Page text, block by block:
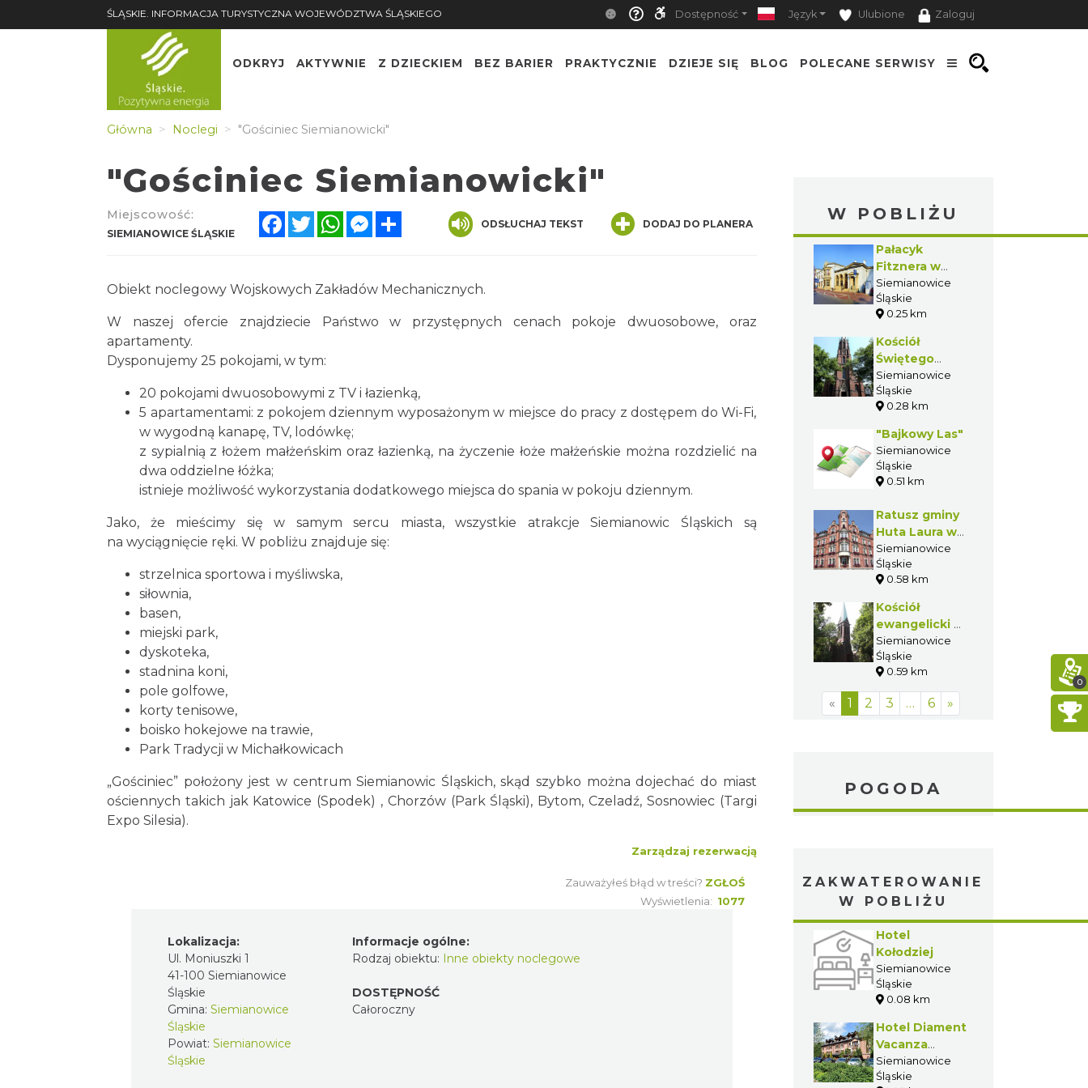
ŚLĄSKIE. INFORMACJA TURYSTYCZNA WOJEWÓDZTWA ŚLĄSKIEGO Dostępność Język Ulubione Zaloguj
ODKRYJ AKTYWNIE Z DZIECKIEM BEZ BARIER PRAKTYCZNIE DZIEJE SIĘ BLOG POLECANE SERWISY
Główna Noclegi "Gościniec Siemianowicki"
"Gościniec Siemianowicki"
Miejscowość:
SIEMIANOWICE ŚLĄSKIE
FacebookTwitterWhatsAppMessenger ODSŁUCHAJ TEKST DODAJ DO PLANERA
Obiekt noclegowy Wojskowych Zakładów Mechanicznych.
W naszej ofercie znajdziecie Państwo w przystępnych cenach pokoje dwuosobowe, oraz
apartamenty.
Dysponujemy 25 pokojami, w tym:
20 pokojami dwuosobowymi z TV i łazienką,
5 apartamentami: z pokojem dziennym wyposażonym w miejsce do pracy z dostępem do Wi-Fi,
w wygodną kanapę, TV, lodówkę;
z sypialnią z łożem małżeńskim oraz łazienką, na życzenie łoże małżeńskie można rozdzielić na
dwa oddzielne łóżka;
istnieje możliwość wykorzystania dodatkowego miejsca do spania w pokoju dziennym.
Jako, że mieścimy się w samym sercu miasta, wszystkie atrakcje Siemianowic Śląskich są
na wyciągnięcie ręki. W pobliżu znajduje się:
strzelnica sportowa i myśliwska,
siłownia,
basen,
miejski park,
dyskoteka,
stadnina koni,
pole golfowe,
korty tenisowe,
boisko hokejowe na trawie,
Park Tradycji w Michałkowicach
„Gościniec” położony jest w centrum Siemianowic Śląskich, skąd szybko można dojechać do miast
ościennych takich jak Katowice (Spodek) , Chorzów (Park Śląski), Bytom, Czeladź, Sosnowiec (Targi
Expo Silesia).
Zarządzaj rezerwacją
Zauważyłeś błąd w treści? ZGŁOŚ
Wyświetlenia: 1077
Lokalizacja:
Ul. Moniuszki 1
41-100 Siemianowice
Śląskie
Gmina: Siemianowice
Śląskie
Powiat: Siemianowice
Śląskie
Informacje ogólne:
Rodzaj obiektu: Inne obiekty noclegowe
DOSTĘPNOŚĆ
Całoroczny
W POBLIŻU
Pałacyk
Fitznera w
Siemianowicach
Śląskich
Siemianowice
Śląskie
0.25 km
Kościół
Świętego
Krzyża w
Siemianowicach
Śląskich
Siemianowice
Śląskie
0.28 km
"Bajkowy Las"
Siemianowice
Śląskie
0.51 km
Ratusz gminy
Huta Laura w
Siemianowcach
Śląskich
Siemianowice
Śląskie
0.58 km
Kościół
ewangelicki w
Siemianowicach
Śląskich
Siemianowice
Śląskie
0.59 km
« 1 2 3 … 6 »
POGODA
ZAKWATEROWANIE
W POBLIŻU
Hotel
Kołodziej
Siemianowice
Śląskie
0.08 km
Hotel Diament
Vacanza
Siemianowice***
Siemianowice
Śląskie
0